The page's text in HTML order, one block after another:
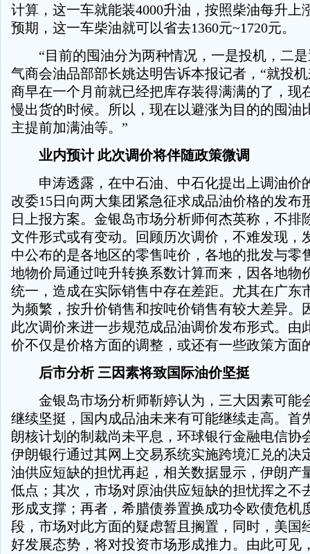
计算，这一车就能装4000升油，按照柴油每升上
预期，这一车柴油就可以省去1360元~1720元。
“目前的囤油分为两种情况，一是投机，二是
气商会油品部部长姚达明告诉本报记者，“就投
商早在一个月前就已经把库存装得满满的了，现
慢出货的时候。所以，现在以避涨为目的的囤油
主提前加满油等。”
业内预计 此次调价将伴随政策微调
申涛透露，在中石油、中石化提出上调油价
改委15日向两大集团紧急征求成品油价格的发布
日上报方案。金银岛市场分析师何杰英称，不排
文件形式或有变动。回顾历次调价，不难发现，
中公布的是各地区的零售吨价，各地的批发与零
地物价局通过吨升转换系数计算而来，因各地物
统一，造成在实际销售中存在差距。尤其在广东
为频繁，按升价销售和按吨价销售有较大差异。
此次调价来进一步规范成品油调价发布形式。由
价不仅是价格方面的调整，或还有一些政策方面
后市分析 三因素将致国际油价坚挺
金银岛市场分析师靳婷认为，三大因素可能
继续坚挺，国内成品油未来有可能继续走高。首
朗核计划的制裁尚未平息，环球银行金融电信协
伊朗银行通过其网上交易系统实施跨境汇兑的决
油供应短缺的担忧再起，相关数据显示，伊朗产
低点；其次，市场对原油供应短缺的担忧挥之不
形成支撑；再者，希腊债券置换成功令欧债危机
段，市场对此方面的疑虑暂且搁置，同时，美国
好发展态势，将对投资市场形成推力。由此可见